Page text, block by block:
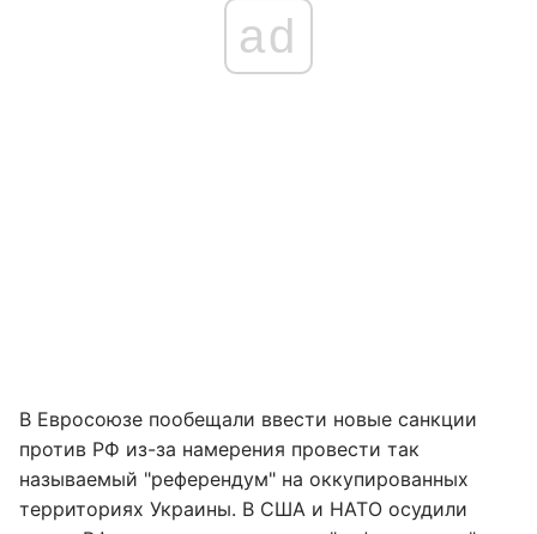
ad
В Евросоюзе пообещали ввести новые санкции
против РФ из-за намерения провести так
называемый "референдум" на оккупированных
территориях Украины. В США и НАТО осудили